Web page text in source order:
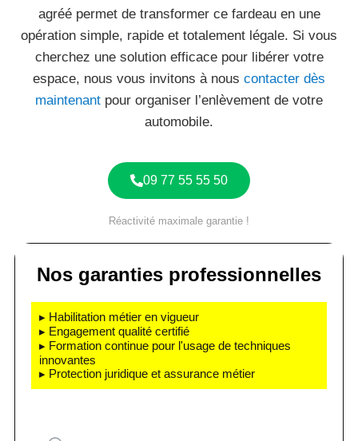
agréé permet de transformer ce fardeau en une
opération simple, rapide et totalement légale. Si vous
cherchez une solution efficace pour libérer votre
espace, nous vous invitons à nous contacter dès
maintenant pour organiser l’enlèvement de votre
automobile.
09 77 55 55 50
Réactivité maximale garantie !
Nos garanties professionnelles
▸ Habilitation métier en vigueur
▸ Engagement qualité certifié
▸ Formation continue pour l'usage de techniques
innovantes
▸ Protection juridique et assurance métier